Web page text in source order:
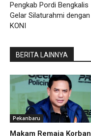
Pengkab Pordi Bengkalis
Gelar Silaturahmi dengan
KONI
BERITA LAINNYA
Pekanbaru
Makam Remaja Korban